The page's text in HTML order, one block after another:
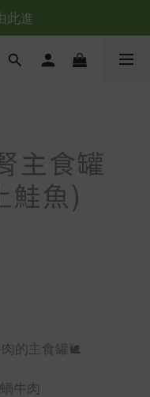
外滿NT$3000免運
外滿NT$3000免運
主食罐
鮭魚)
的主食罐🐌
牛肉